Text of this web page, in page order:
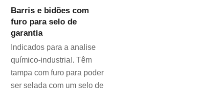
Barris e bidões com
furo para selo de
garantia
Indicados para a analise
químico-industrial. Têm
tampa com furo para poder
ser selada com um selo de